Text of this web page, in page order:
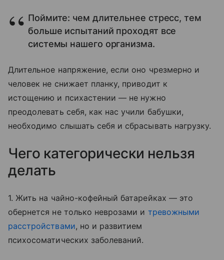
Поймите: чем длительнее стресс, тем
больше испытаний проходят все
системы нашего организма.
Длительное напряжение, если оно чрезмерно и
человек не снижает планку, приводит к
истощению и психастении — не нужно
преодолевать себя, как нас учили бабушки,
необходимо слышать себя и сбрасывать нагрузку.
Чего категорически нельзя
делать
1. Жить на чайно-кофейный батарейках — это
обернется не только неврозами и тревожными
расстройствами, но и развитием
психосоматических заболеваний.